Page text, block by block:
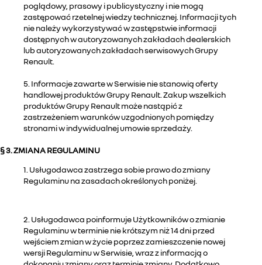
poglądowy, prasowy i publicystyczny i nie mogą
zastępować rzetelnej wiedzy technicznej. Informacji tych
nie należy wykorzystywać w zastępstwie informacji
dostępnych w autoryzowanych zakładach dealerskich
lub autoryzowanych zakładach serwisowych Grupy
Renault.
5. Informacje zawarte w Serwisie nie stanowią oferty
handlowej produktów Grupy Renault. Zakup wszelkich
produktów Grupy Renault może nastąpić z
zastrzeżeniem warunków uzgodnionych pomiędzy
stronami w indywidualnej umowie sprzedaży.
§ 3. ZMIANA REGULAMINU
1. Usługodawca zastrzega sobie prawo do zmiany
Regulaminu na zasadach określonych poniżej.
2. Usługodawca poinformuje Użytkowników o zmianie
Regulaminu w terminie nie krótszym niż 14 dni przed
wejściem zmian w życie poprzez zamieszczenie nowej
wersji Regulaminu w Serwisie, wraz z informacją o